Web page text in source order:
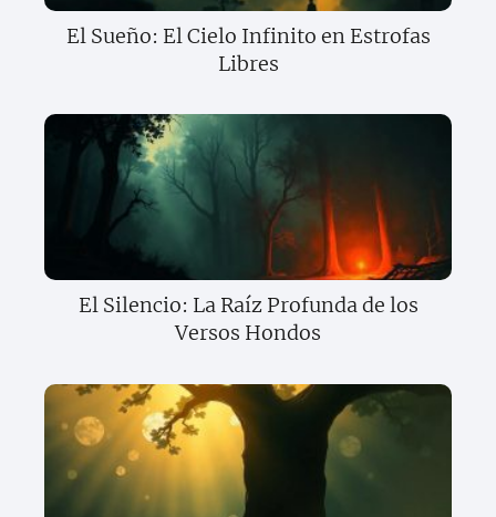
El Sueño: El Cielo Infinito en Estrofas
Libres
El Silencio: La Raíz Profunda de los
Versos Hondos